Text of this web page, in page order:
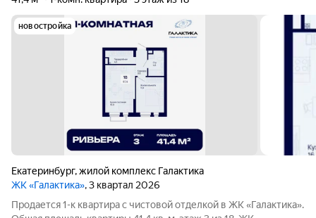
новостройка
Екатеринбург,жилой комплекс Галактика
ЖК «Галактика», 3 квартал 2026
Продается 1-к квартира с чистовой отделкой в ЖК «Галактика».